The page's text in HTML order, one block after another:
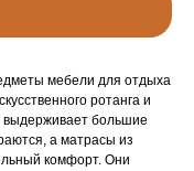
мебели для отдыха
ротанга и
выдерживает большие
а матрасы из
комфорт. Они